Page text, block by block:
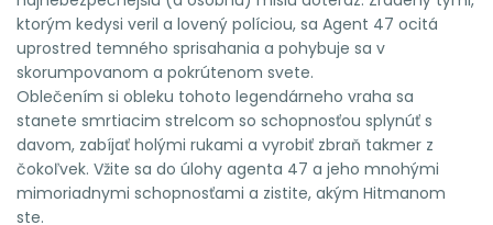
ktorým kedysi veril a lovený políciou, sa Agent 47 ocitá
uprostred temného sprisahania a pohybuje sa v
skorumpovanom a pokrútenom svete.
Oblečením si obleku tohoto legendárneho vraha sa
stanete smrtiacim strelcom so schopnosťou splynúť s
davom, zabíjať holými rukami a vyrobiť zbraň takmer z
čokoľvek. Vžite sa do úlohy agenta 47 a jeho mnohými
mimoriadnymi schopnosťami a zistite, akým Hitmanom
ste.